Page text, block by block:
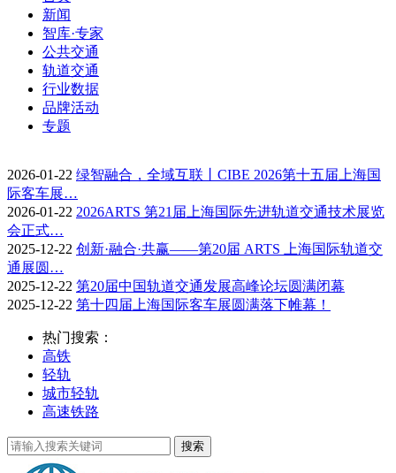
新闻
智库·专家
公共交通
轨道交通
行业数据
品牌活动
专题
2026-01-22 绿智融合，全域互联丨CIBE 2026第十五届上海国
际客车展…
2026-01-22 2026ARTS 第21届上海国际先进轨道交通技术展览
会正式…
2025-12-22 创新·融合·共赢——第20届 ARTS 上海国际轨道交
通展圆…
2025-12-22 第20届中国轨道交通发展高峰论坛圆满闭幕
2025-12-22 第十四届上海国际客车展圆满落下帷幕！
热门搜索：
高铁
轻轨
城市轻轨
高速铁路